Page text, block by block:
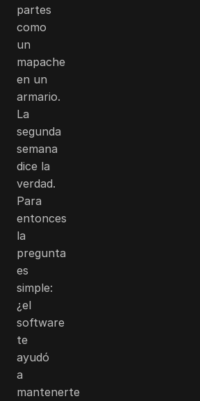
partes
como
un
mapache
en un
armario.
La
segunda
semana
dice la
verdad.
Para
entonces
la
pregunta
es
simple:
¿el
software
te
ayudó
a
mantenerte